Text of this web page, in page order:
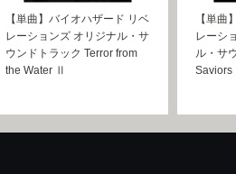
【単曲】バイオハザード リベ
レーションズ オリジナル・サ
ウンドトラック Terror from
the Water Ⅱ
【単曲
レーシ
ル・サ
Saviors